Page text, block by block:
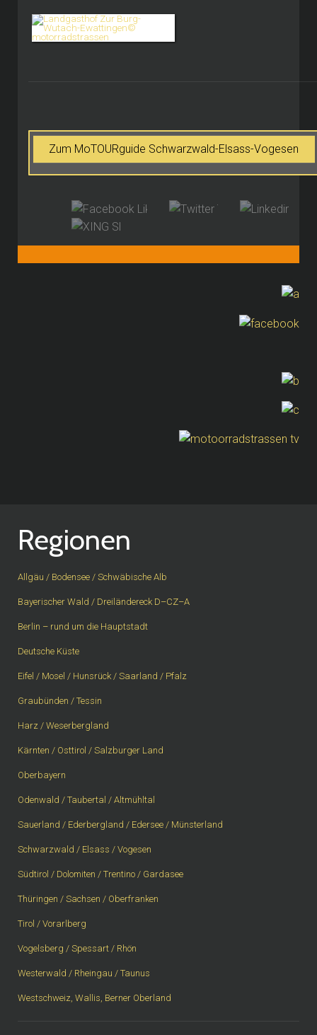
Zum MoTOURguide Schwarzwald-Elsass-Vogesen
Regionen
Allgäu / Bodensee / Schwäbische Alb
Bayerischer Wald / Dreiländereck D–CZ–A
Berlin – rund um die Hauptstadt
Deutsche Küste
Eifel / Mosel / Hunsrück / Saarland / Pfalz
Graubünden / Tessin
Harz / Weserbergland
Kärnten / Osttirol / Salzburger Land
Oberbayern
Odenwald / Taubertal / Altmühltal
Sauerland / Ederbergland / Edersee / Münsterland
Schwarzwald / Elsass / Vogesen
Südtirol / Dolomiten / Trentino / Gardasee
Thüringen / Sachsen / Oberfranken
Tirol / Vorarlberg
Vogelsberg / Spessart / Rhön
Westerwald / Rheingau / Taunus
Westschweiz, Wallis, Berner Oberland